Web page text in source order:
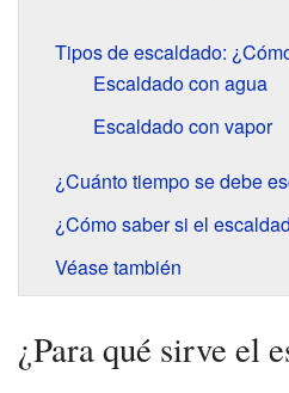
Tipos de escaldado:
Escaldado con agua
Escaldado con vapor
¿Cuánto tiempo se debe
¿Cómo saber si el
Véase también
¿Para qué sirve el